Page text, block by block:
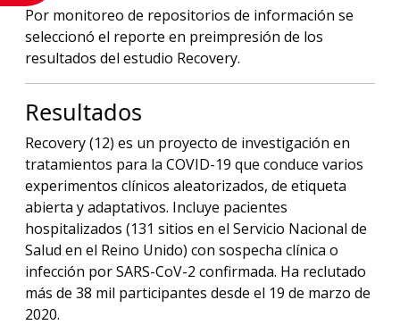
Por monitoreo de repositorios de información se
seleccionó el reporte en preimpresión de los
resultados del estudio Recovery.
Resultados
Recovery (12) es un proyecto de investigación en
tratamientos para la COVID-19 que conduce varios
experimentos clínicos aleatorizados, de etiqueta
abierta y adaptativos. Incluye pacientes
hospitalizados (131 sitios en el Servicio Nacional de
Salud en el Reino Unido) con sospecha clínica o
infección por SARS-CoV-2 confirmada. Ha reclutado
más de 38 mil participantes desde el 19 de marzo de
2020.